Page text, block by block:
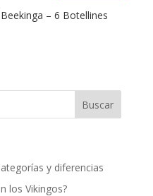
– 6 Botellines
y diferencias
los Vikingos?